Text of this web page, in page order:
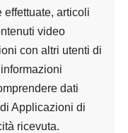
articoli
video
con altri utenti di
dati
Applicazioni di
ricevuta.